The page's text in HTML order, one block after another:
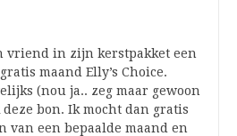
vriend in zijn kerstpakket een
maand Elly’s Choice.
(nou ja.. zeg maar gewoon
bon. Ik mocht dan gratis
van een bepaalde maand en